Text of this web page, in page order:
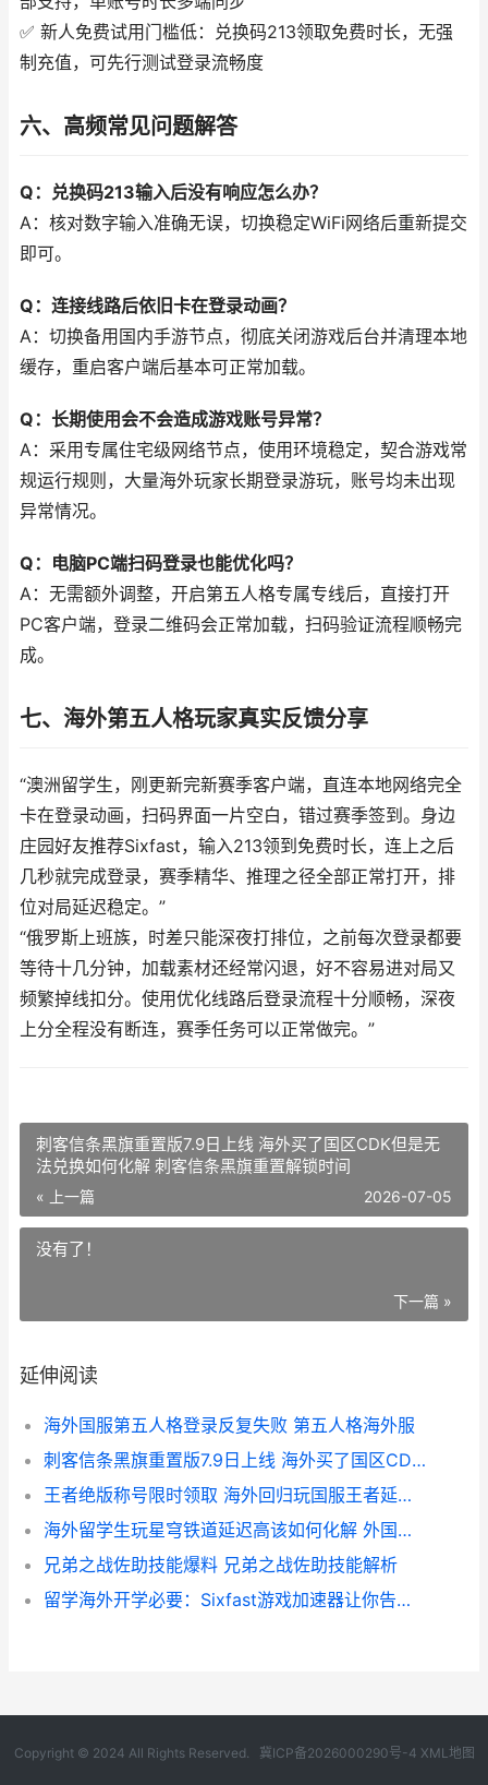
✅ 新人免费试用门槛低：兑换码213领取免费时长，无强
制充值，可先行测试登录流畅度
六、高频常见问题解答
Q：兑换码213输入后没有响应怎么办？
A：核对数字输入准确无误，切换稳定WiFi网络后重新提交
即可。
Q：连接线路后依旧卡在登录动画？
A：切换备用国内手游节点，彻底关闭游戏后台并清理本地
缓存，重启客户端后基本可正常加载。
Q：长期使用会不会造成游戏账号异常？
A：采用专属住宅级网络节点，使用环境稳定，契合游戏常
规运行规则，大量海外玩家长期登录游玩，账号均未出现
异常情况。
Q：电脑PC端扫码登录也能优化吗？
A：无需额外调整，开启第五人格专属专线后，直接打开
PC客户端，登录二维码会正常加载，扫码验证流程顺畅完
成。
七、海外第五人格玩家真实反馈分享
“澳洲留学生，刚更新完新赛季客户端，直连本地网络完全
卡在登录动画，扫码界面一片空白，错过赛季签到。身边
庄园好友推荐Sixfast，输入213领到免费时长，连上之后
几秒就完成登录，赛季精华、推理之径全部正常打开，排
位对局延迟稳定。”
“俄罗斯上班族，时差只能深夜打排位，之前每次登录都要
等待十几分钟，加载素材还经常闪退，好不容易进对局又
频繁掉线扣分。使用优化线路后登录流程十分顺畅，深夜
上分全程没有断连，赛季任务可以正常做完。”
刺客信条黑旗重置版7.9日上线 海外买了国区CDK但是无
法兑换如何化解 刺客信条黑旗重置解锁时间
« 上一篇 2026-07-05
没有了！
下一篇 »
延伸阅读
海外国服第五人格登录反复失败 第五人格海外服
刺客信条黑旗重置版7.9日上线 海外买了国区CDK但是无法兑换如何化解 刺客信条黑旗重置解锁时间
王者绝版称号限时领取 海外回归玩国服王者延迟高登录不上如何办 王者荣耀限定称号在哪里换
海外留学生玩星穹铁道延迟高该如何化解 外国留学生
兄弟之战佐助技能爆料 兄弟之战佐助技能解析
留学海外开学必要：Sixfast游戏加速器让你告别卡顿转圈 海外留学要求
Copyright © 2024 All Rights Reserved. 冀ICP备2026000290号-4 XML地图